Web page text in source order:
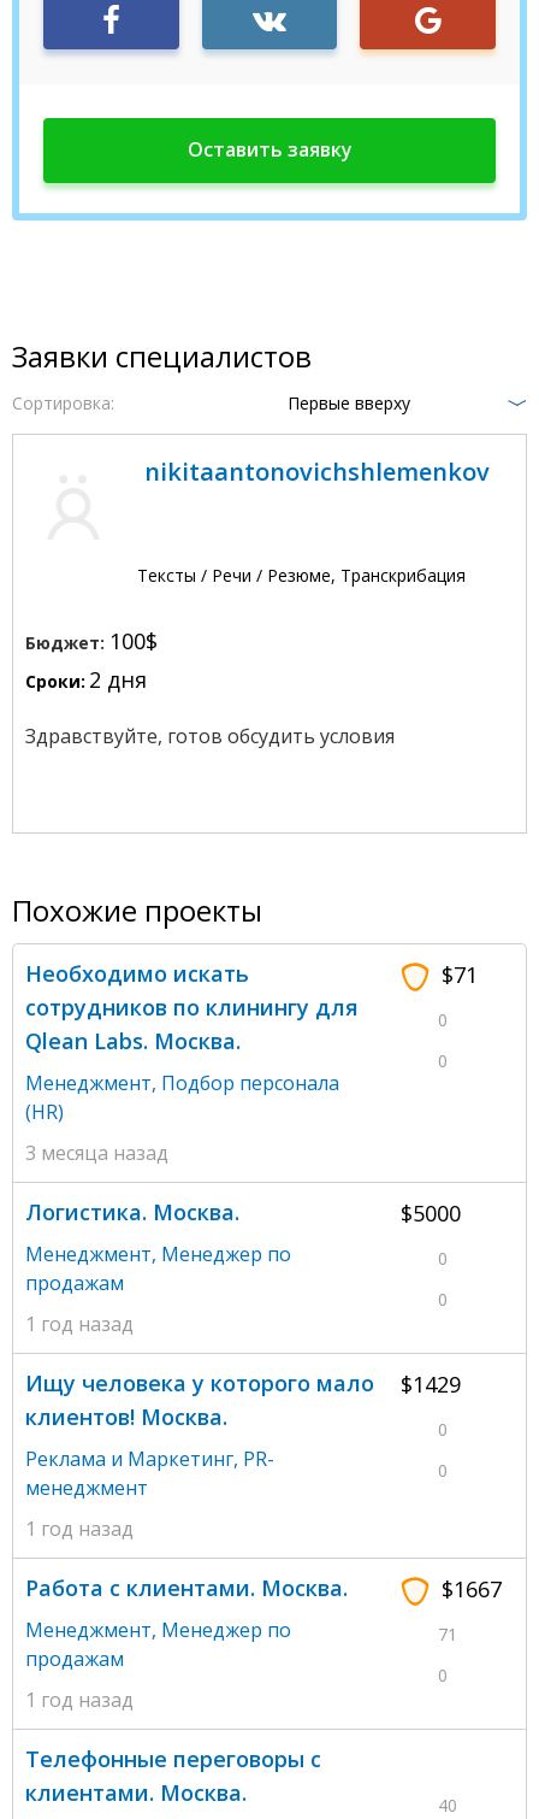
Заявки специалистов
Сортировка: Первые вверху
nikitaantonovichshlemenkov
Тексты / Речи / Резюме, Транскрибация
Бюджет: 100$
Сроки: 2 дня
Здравствуйте, готов обсудить условия
Похожие проекты
$71
0
0
Необходимо искать
сотрудников по клинингу для
Qlean Labs. Москва.
Менеджмент, Подбор персонала
(HR)
3 месяца назад
$5000
0
0
Логистика. Москва.
Менеджмент, Менеджер по
продажам
1 год назад
$1429
0
0
Ищу человека у которого мало
клиентов! Москва.
Реклама и Маркетинг, PR-
менеджмент
1 год назад
$1667
71
0
Работа с клиентами. Москва.
Менеджмент, Менеджер по
продажам
1 год назад
40
Телефонные переговоры с
клиентами. Москва.